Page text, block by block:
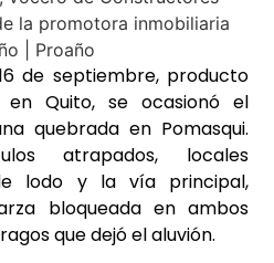
de septiembre, producto
Quito, se ocasionó el
quebrada en Pomasqui.
atrapados, locales
lodo y la vía principal,
bloqueada en ambos
que dejó el aluvión.